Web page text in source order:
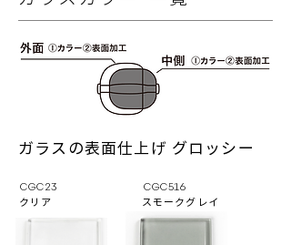
ガラスの表面仕上げ グロッシー
CGC23
クリア
CGC516
スモークグレイ